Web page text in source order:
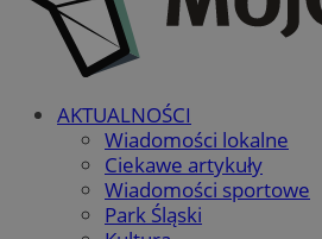
AKTUALNOŚCI
Wiadomości lokalne
Ciekawe artykuły
Wiadomości sportowe
Park Śląski